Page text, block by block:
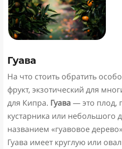
Гуава
На что стоить обратить
фрукт, экзотический для
для Кипра. Гуава— это плод,
кустарника или небольшого
названием «гуавовое
Гуава имеет круглую или